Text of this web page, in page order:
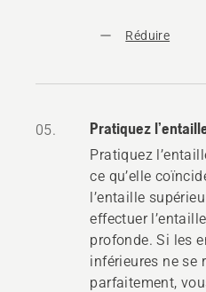
Réduire
05. Pratiquez
Pratiquez
ce qu’elle
l’entaille
effectuer
profonde. Si les
inférieures ne se
parfaitement,